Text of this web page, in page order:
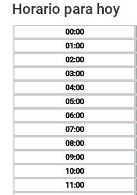
Horario para hoy
00
01
02
03
04
05
06
07
08
09
10
11